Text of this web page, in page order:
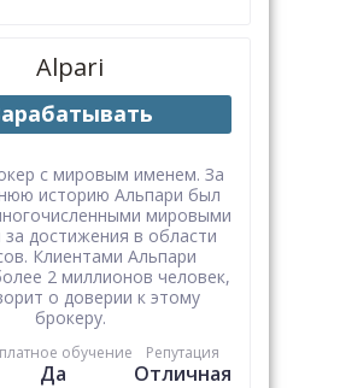
Alpari
с мировым именем. За
историю Альпари был
мировыми
за достижения в области
Клиентами Альпари
2 миллионов человек,
о доверии к этому
брокеру.
обучение
Да
Репутация
Отличная